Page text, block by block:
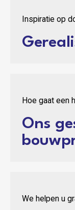
Inspiratie op
Hoe gaat een
Ons
We helpen u